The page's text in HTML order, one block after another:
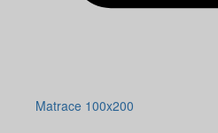
Matrace 100x200